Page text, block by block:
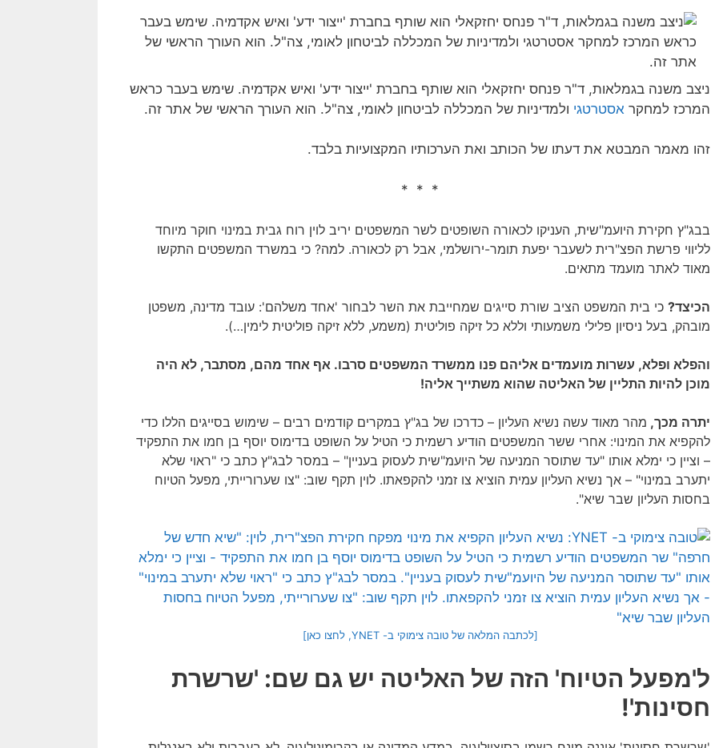
ניצב משנה בגמלאות, ד"ר פנחס יחזקאלי הוא שותף בחברת 'ייצור ידע' ואיש אקדמיה. שימש בעבר כראש
המרכז למחקר אסטרטגי ולמדיניות של המכללה לביטחון לאומי, צה"ל. הוא העורך הראשי של אתר זה.
זהו מאמר המבטא את דעתו של הכותב ואת הערכותיו המקצועיות בלבד.
* * *
בבג"ץ חקירת היועמ"שית, העניקו לכאורה השופטים לשר המשפטים יריב לוין רוח גבית במינוי חוקר מיוחד
לליווי פרשת הפצ"רית לשעבר יפעת תומר-ירושלמי, אבל רק לכאורה. למה? כי במשרד המשפטים התקשו
מאוד לאתר מועמד מתאים.
הכיצד? כי בית המשפט הציב שורת סייגים שמחייבת את השר לבחור 'אחד משלהם': עובד מדינה, משפטן
מובהק, בעל ניסיון פלילי משמעותי וללא כל זיקה פוליטית (משמע, ללא זיקה פוליטית לימין…).
והפלא ופלא, עשרות מועמדים אליהם פנו ממשרד המשפטים סרבו. אף אחד מהם, מסתבר, לא היה
מוכן להיות התליין של האליטה שהוא משתייך אליה!
יתרה מכך, מהר מאוד עשה נשיא העליון – כדרכו של בג"ץ במקרים קודמים רבים – שימוש בסייגים הללו כדי
להקפיא את המינוי: אחרי ששר המשפטים הודיע רשמית כי הטיל על השופט בדימוס יוסף בן חמו את התפקיד
– וציין כי ימלא אותו "עד שתוסר המניעה של היועמ"שית לעסוק בעניין" – במסר לבג"ץ כתב כי "ראוי שלא
יתערב במינוי" – אך נשיא העליון עמית הוציא צו זמני להקפאתו. לוין תקף שוב: "צו שערורייתי, מפעל הטיוח
בחסות העליון שבר שיא".
[לכתבה המלאה של טובה צימוקי ב- YNET, לחצו כאן]
ל'מפעל הטיוח' הזה של האליטה יש גם שם: 'שרשרת
חסינות'!